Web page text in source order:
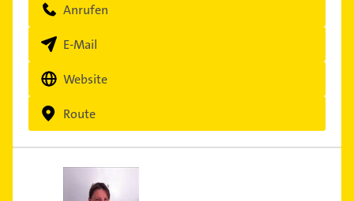
Anrufen
E-Mail
Website
Route